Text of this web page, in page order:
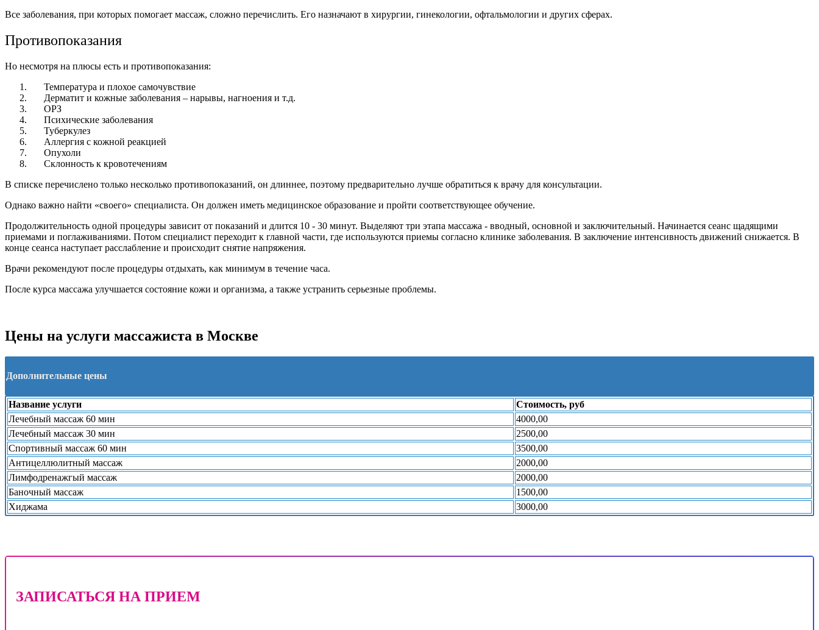
Все заболевания, при которых помогает массаж, сложно перечислить. Его назначают в хирургии, гинекологии, офтальмологии и других сферах.
Противопоказания
Но несмотря на плюсы есть и противопоказания:
Температура и плохое самочувствие
Дерматит и кожные заболевания – нарывы, нагноения и т.д.
ОРЗ
Психические заболевания
Туберкулез
Аллергия с кожной реакцией
Опухоли
Склонность к кровотечениям
В списке перечислено только несколько противопоказаний, он длиннее, поэтому предварительно лучше обратиться к врачу для консультации.
Однако важно найти «своего» специалиста. Он должен иметь медицинское образование и пройти соответствующее обучение.
Продолжительность одной процедуры зависит от показаний и длится 10 - 30 минут. Выделяют три этапа массажа - вводный, основной и заключительный. Начинается сеанс щадящими
приемами и поглаживаниями. Потом специалист переходит к главной части, где используются приемы согласно клинике заболевания. В заключение интенсивность движений снижается. В
конце сеанса наступает расслабление и происходит снятие напряжения.
Врачи рекомендуют после процедуры отдыхать, как минимум в течение часа.
После курса массажа улучшается состояние кожи и организма, а также устранить серьезные проблемы.
Цены на услуги массажиста в Москве
Дополнительные цены
Название услуги
Стоимость, руб
Лечебный массаж 60 мин
4000,00
Лечебный массаж 30 мин
2500,00
Спортивный массаж 60 мин
3500,00
Антицеллюлитный массаж
2000,00
Лимфодренажгый массаж
2000,00
Баночный массаж
1500,00
Хиджама
3000,00
ЗАПИСАТЬСЯ НА ПРИЕМ